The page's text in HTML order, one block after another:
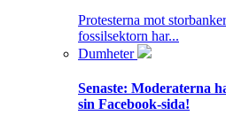
Protesterna mot
fossilsektorn har...
Dumheter
Senaste: Moderaterna
sin Facebook-sida!